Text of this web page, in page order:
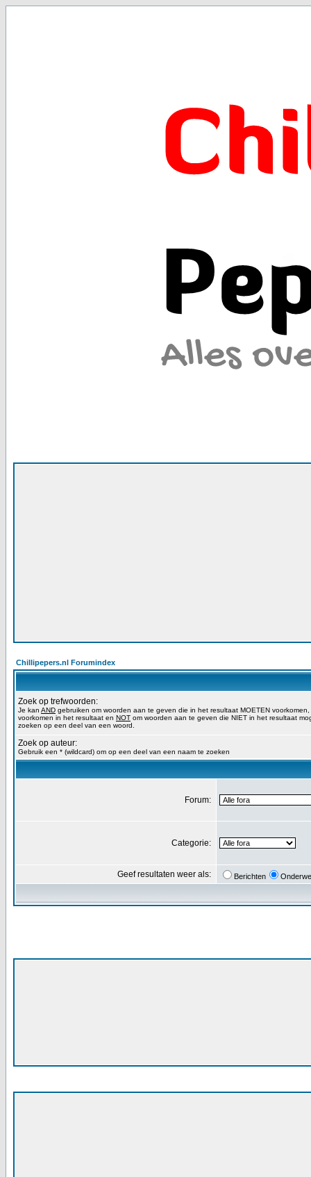
Chillipepers.nl Forumindex
Zoek op trefwoorden:
Je kan AND gebruiken om woorden aan te geven die in het resultaat MOETEN voorkomen,
voorkomen in het resultaat en NOT om woorden aan te geven die NIET in het resultaat
zoeken op een deel van een woord.
Zoek op auteur:
Gebruik een * (wildcard) om op een deel van een naam te zoeken
Forum:
Categorie:
Geef resultaten weer als: Berichten